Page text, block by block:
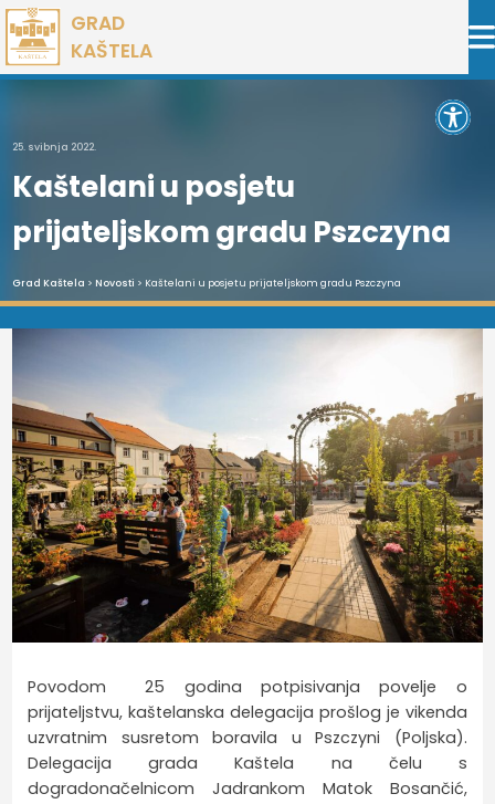
Preskoči
na
sadržaj
GRAD
KAŠTELA
25. svibnja 2022.
Kaštelani u posjetu
prijateljskom gradu Pszczyna
Grad Kaštela > Novosti > Kaštelani u posjetu prijateljskom gradu Pszczyna
Povodom 25 godina potpisivanja povelje o
prijateljstvu, kaštelanska delegacija prošlog je vikenda
uzvratnim susretom boravila u Pszczyni (Poljska).
Delegacija grada Kaštela na čelu s
dogradonačelnicom Jadrankom Matok Bosančić,